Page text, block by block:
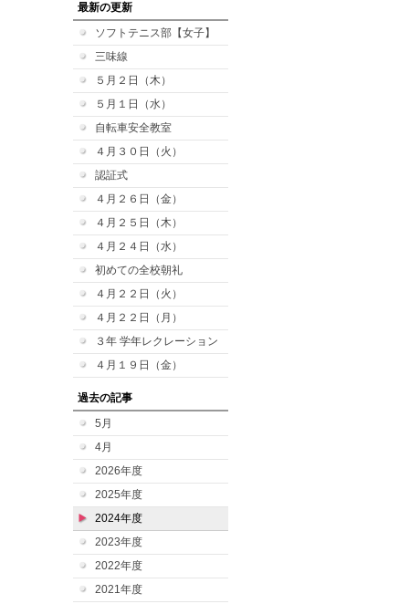
最新の更新
ソフトテニス部【女子】
三味線
５月２日（木）
５月１日（水）
自転車安全教室
４月３０日（火）
認証式
４月２６日（金）
４月２５日（木）
４月２４日（水）
初めての全校朝礼
４月２２日（火）
４月２２日（月）
３年 学年レクレーション
４月１９日（金）
過去の記事
5月
4月
2026年度
2025年度
2024年度
2023年度
2022年度
2021年度